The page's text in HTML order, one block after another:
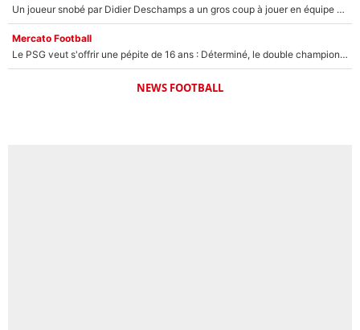
Un joueur snobé par Didier Deschamps a un gros coup à jouer en équipe de France : Zinedine Zidane a trouvé son numéro 9 ?
Mercato Football
Le PSG veut s'offrir une pépite de 16 ans : Déterminé, le double champion d'Europe en titre est prêt à lâcher 40M€ pour celui que l'on compare déjà à Vinicius Jr !
NEWS FOOTBALL